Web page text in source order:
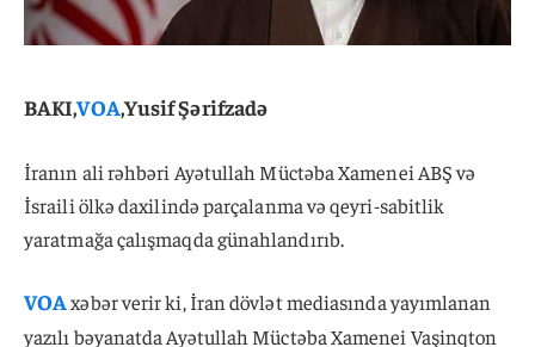
BAKI,VOA,Yusif Şərifzadə
İranın ali rəhbəri Ayətullah Müctəba Xamenei ABŞ və
İsraili ölkə daxilində parçalanma və qeyri-sabitlik
yaratmağa çalışmaqda günahlandırıb.
VOAxəbər verir ki, İran dövlət mediasında yayımlanan
yazılı bəyanatda Ayətullah Müctəba Xamenei Vaşinqton